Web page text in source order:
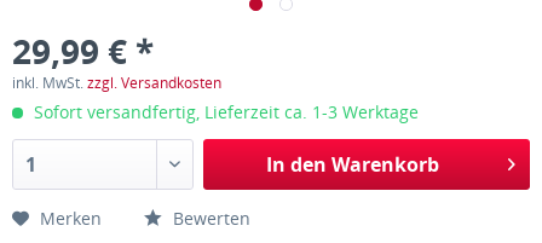
29,99 € *
inkl. MwSt.zzgl. Versandkosten
Sofort versandfertig, Lieferzeit ca. 1-3 Werktage
In den Warenkorb
Merken Bewerten